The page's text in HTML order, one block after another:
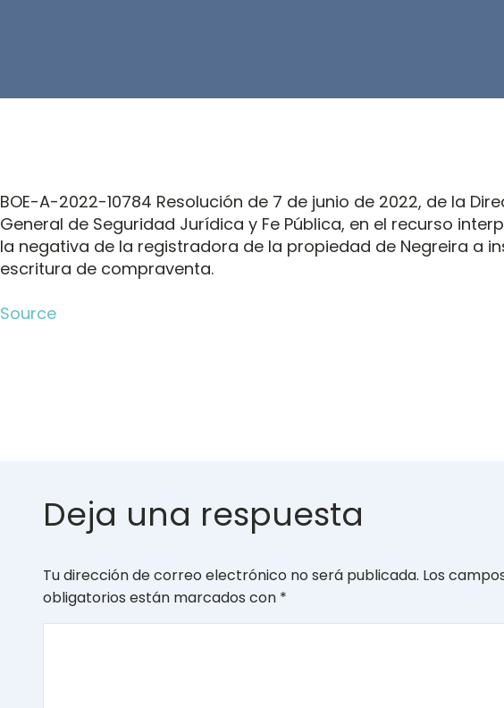
BOE-A-2022-10784 Resolución de 7 de junio de 2022, de la
General de Seguridad Jurídica y Fe Pública, en el recurso
la negativa de la registradora de la propiedad de Negreira a
escritura de compraventa.
Source
Deja una respuesta
Tu dirección de correo electrónico no será publicada. Los
obligatorios están marcados con *